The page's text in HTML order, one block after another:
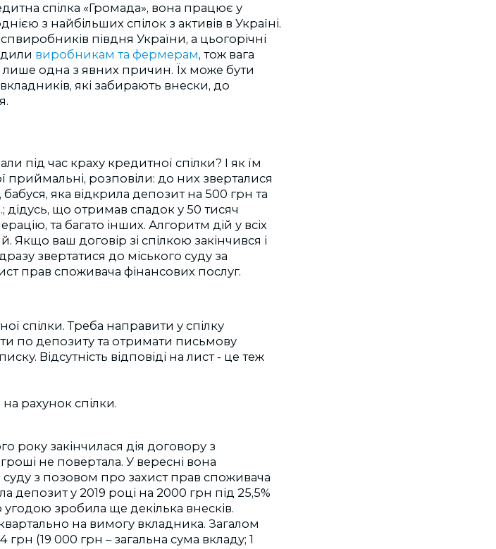
спілка «Громада», вона працює у
з найбільших спілок з активів в Україні.
півдня України, а цьогорічні
виробникам та фермерам, тож вага
лише одна з явних причин. Їх може бути
які забирають внески, до
під час краху кредитної спілки? І як їм
розповіли: до них зверталися
яка відкрила депозит на 500 грн та
дідусь, що отримав спадок у 50 тисяч
та багато інших. Алгоритм дій у всіх
Якщо ваш договір зі спілкою закінчився і
звертатися до міського суду за
прав споживача фінансових послуг.
спілки. Треба направити у спілку
по депозиту та отримати письмову
Відсутність відповіді на лист - це теж
рахунок спілки.
року закінчилася дія договору з
не повертала. У вересні вона
з позовом про захист прав споживача
депозит у 2019 році на 2000 грн під 25,5%
зробила ще декілька внесків.
на вимогу вкладника. Загалом
грн (19 000 грн – загальна сума вкладу; 1